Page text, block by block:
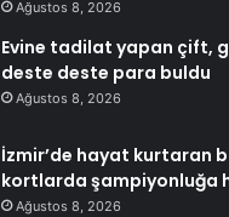
Ağustos 8, 2026
Evine tadilat yapan çift,
deste deste para buldu
Ağustos 8, 2026
İzmir’de hayat kurtaran
kortlarda şampiyonluğa
Ağustos 8, 2026